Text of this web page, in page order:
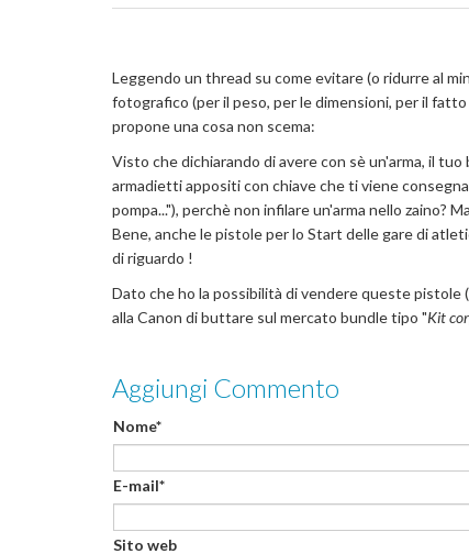
Leggendo un thread su come evitare (o ridurre al
fotografico (per il peso, per le dimensioni, per il
propone una cosa non scema:
Visto che dichiarando di avere con sè un'arma, il
armadietti appositi con chiave che ti viene
pompa..."), perchè non infilare un'arma nello zaino?
Bene, anche le pistole per lo Start delle gare di
di riguardo !
Dato che ho la possibilità di vendere queste pistole (
alla Canon di buttare sul mercato bundle tipo "Kit
Aggiungi Commento
Nome*
E-mail*
Sito web